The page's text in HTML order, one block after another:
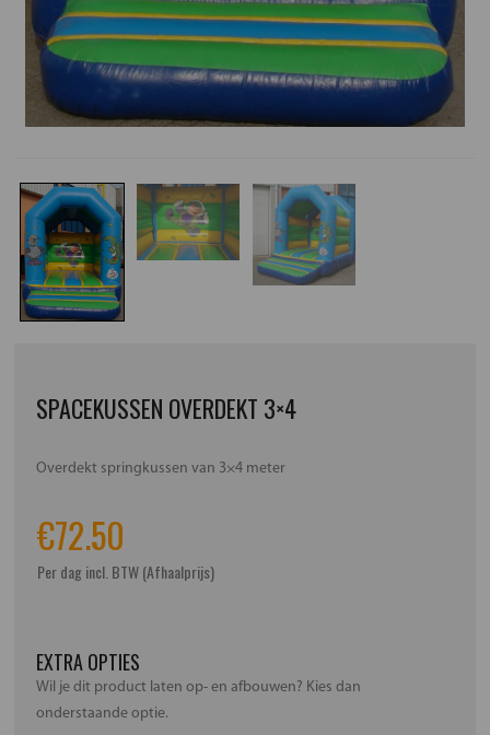
SPACEKUSSEN OVERDEKT 3×4
Overdekt springkussen van 3×4 meter
€72.50
Per dag incl. BTW (Afhaalprijs)
EXTRA OPTIES
Wil je dit product laten op- en afbouwen? Kies dan
onderstaande optie.